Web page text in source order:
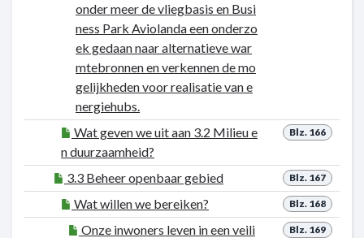
onder meer de vliegbasis en Busi
ness Park Aviolanda een onderzo
ek gedaan naar alternatieve war
mtebronnen en verkennen de mo
gelijkheden voor realisatie van e
nergiehubs.
Blz. 166
Wat geven we uit aan 3.2 Milieu e
n duurzaamheid?
Blz. 167
3.3 Beheer openbaar gebied
Blz. 168
Wat willen we bereiken?
Blz. 169
Onze inwoners leven in een veili